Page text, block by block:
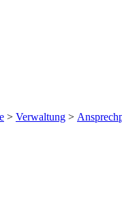
> Verwaltung >